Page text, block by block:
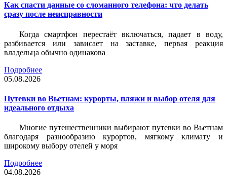
Как спасти данные со сломанного телефона: что делать
сразу после неисправности
Когда смартфон перестаёт включаться, падает в воду,
разбивается или зависает на заставке, первая реакция
владельца обычно одинакова
Подробнее
05.08.2026
Путевки во Вьетнам: курорты, пляжи и выбор отеля для
идеального отдыха
Многие путешественники выбирают путевки во Вьетнам
благодаря разнообразию курортов, мягкому климату и
широкому выбору отелей у моря
Подробнее
04.08.2026